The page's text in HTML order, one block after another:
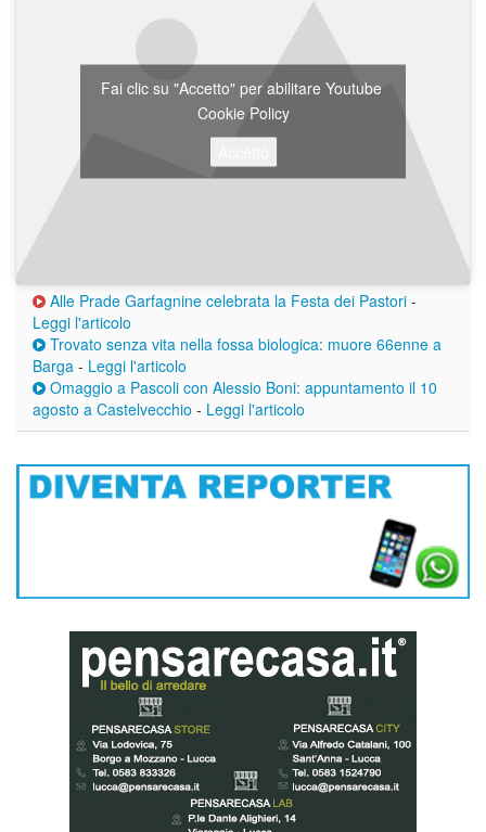
Fai clic su "Accetto" per abilitare Youtube
Cookie Policy
Alle Prade Garfagnine celebrata la Festa dei Pastori -
Leggi l'articolo
Trovato senza vita nella fossa biologica: muore 66enne a
Barga - Leggi l'articolo
Omaggio a Pascoli con Alessio Boni: appuntamento il 10
agosto a Castelvecchio - Leggi l'articolo